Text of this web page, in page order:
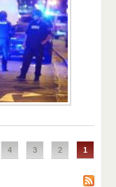
الصفحات
1
2
3
4